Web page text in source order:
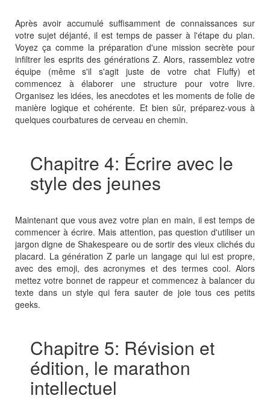
Après avoir accumulé suffisamment de connaissances sur
votre sujet déjanté, il est temps de passer à l'étape du plan.
Voyez ça comme la préparation d'une mission secrète pour
infiltrer les esprits des générations Z. Alors, rassemblez votre
équipe (même s'il s'agit juste de votre chat Fluffy) et
commencez à élaborer une structure pour votre livre.
Organisez les idées, les anecdotes et les moments de folie de
manière logique et cohérente. Et bien sûr, préparez-vous à
quelques courbatures de cerveau en chemin.
Chapitre 4: Écrire avec le
style des jeunes
Maintenant que vous avez votre plan en main, il est temps de
commencer à écrire. Mais attention, pas question d'utiliser un
jargon digne de Shakespeare ou de sortir des vieux clichés du
placard. La génération Z parle un langage qui lui est propre,
avec des emoji, des acronymes et des termes cool. Alors
mettez votre bonnet de rappeur et commencez à balancer du
texte dans un style qui fera sauter de joie tous ces petits
geeks.
Chapitre 5: Révision et
édition, le marathon
intellectuel